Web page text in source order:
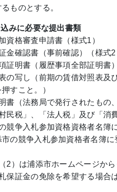
ものとする。
みに必要な提出書類
資格審査申請書（様式1）
金確認書（事前確認）（様式2
証明書（履歴事項全部証明書）
の写し（前期の賃借対照表
すこと。）
書（法務局で発行されたもの
民税」、「法人税」及び「
競争入札参加資格資格者名
の競争入札参加資格者名簿
2）は浦添市ホームページから
保証金の免除を希望する場合